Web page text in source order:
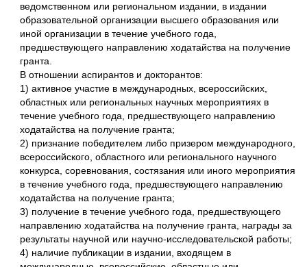
ведомственном или региональном издании, в издании
образовательной организации высшего образования или
иной организации в течение учебного года,
предшествующего направлению ходатайства на получение
гранта.
В отношении аспирантов и докторантов:
1) активное участие в международных, всероссийских,
областных или региональных научных мероприятиях в
течение учебного года, предшествующего направлению
ходатайства на получение гранта;
2) признание победителем либо призером международного,
всероссийского, областного или регионального научного
конкурса, соревнования, состязания или иного мероприятия
в течение учебного года, предшествующего направлению
ходатайства на получение гранта;
3) получение в течение учебного года, предшествующего
направлению ходатайства на получение гранта, награды за
результаты научной или научно-исследовательской работы;
4) наличие публикации в издании, входящем в